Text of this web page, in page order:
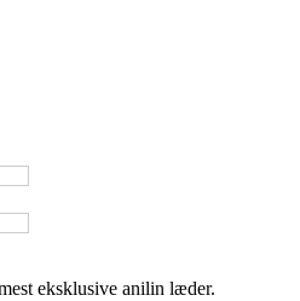
eksklusive anilin læder.